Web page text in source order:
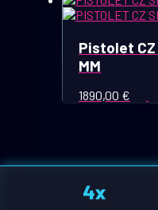
Pistolet CZ
MM
1890,00 €